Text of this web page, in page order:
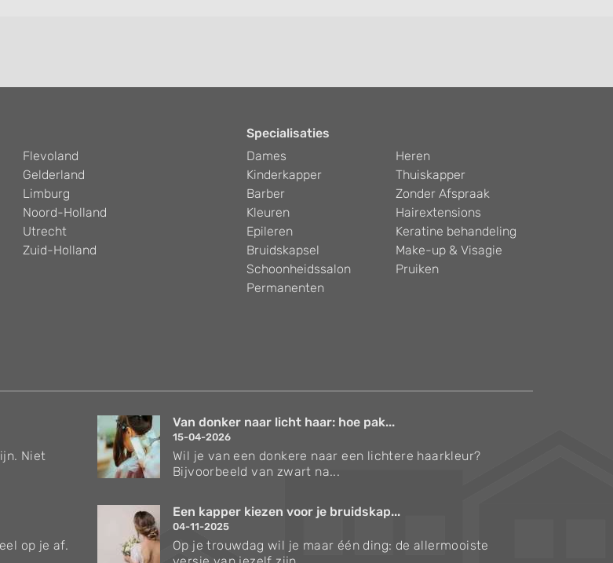
Flevoland
Gelderland
Limburg
Noord-Holland
Utrecht
Zuid-Holland
Specialisaties
Dames
Heren
Kinderkapper
Thuiskapper
Barber
Zonder Afspraak
Kleuren
Hairextensions
Epileren
Keratine behandeling
Bruidskapsel
Make-up & Visagie
Schoonheidssalon
Pruiken
Permanenten
Niet
Van donker naar licht haar: hoe pak...
15-04-2026
Wil je van een donkere naar een lichtere haarkleur?
Bijvoorbeeld van zwart na...
op je af.
Een kapper kiezen voor je bruidskap...
04-11-2025
Op je trouwdag wil je maar één ding: de allermooiste